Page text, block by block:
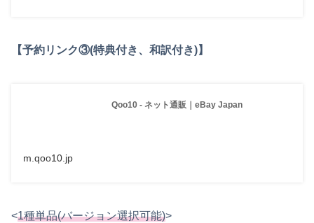
【予約リンク③(特典付き、和訳付き)】
Qoo10 - ネット通販｜eBay Japan
m.qoo10.jp
<1種単品(バージョン選択可能)>